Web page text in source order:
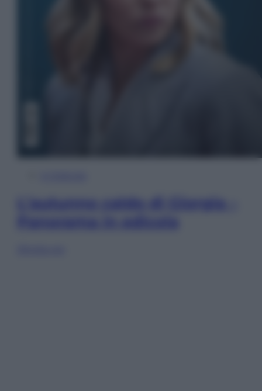
L’autunno caldo di Giorgia –